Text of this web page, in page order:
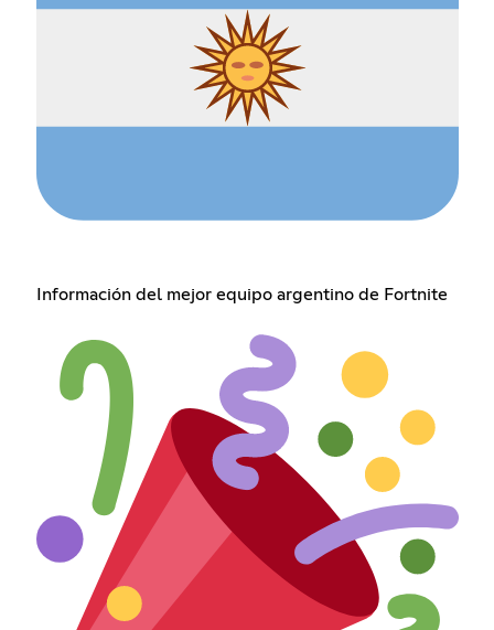
Información del mejor equipo argentino de Fortnite